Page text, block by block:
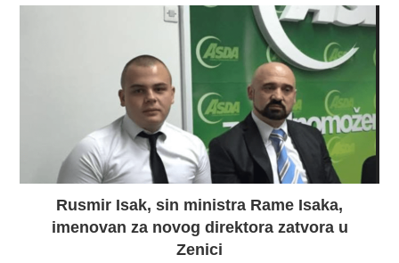
Rusmir Isak, sin ministra Rame Isaka,
imenovan za novog direktora zatvora u
Zenici